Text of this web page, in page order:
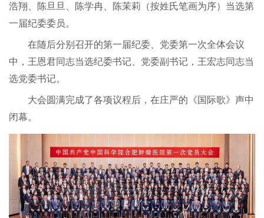
浩翔、陈旦旦、陈学冉、陈茉莉（按姓氏笔画为序）当选第
一届纪委委员。
在随后分别召开的第一届纪委、党委第一次全体会议
中，王恩君同志当选纪委书记、党委副书记，王宏志同志当
选党委书记。
大会圆满完成了各项议程后，在庄严的《国际歌》声中
闭幕。